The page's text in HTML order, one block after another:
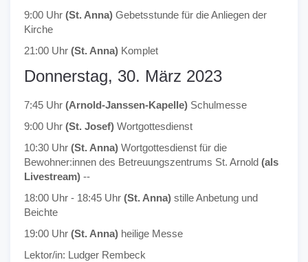
9:00 Uhr (St. Anna) Gebetsstunde für die Anliegen der
Kirche
21:00 Uhr (St. Anna) Komplet
Donnerstag, 30. März 2023
7:45 Uhr (Arnold-Janssen-Kapelle) Schulmesse
9:00 Uhr (St. Josef) Wortgottesdienst
10:30 Uhr (St. Anna) Wortgottesdienst für die
Bewohner:innen des Betreuungszentrums St. Arnold (als
Livestream) --
18:00 Uhr - 18:45 Uhr (St. Anna) stille Anbetung und
Beichte
19:00 Uhr (St. Anna) heilige Messe
Lektor/in: Ludger Rembeck